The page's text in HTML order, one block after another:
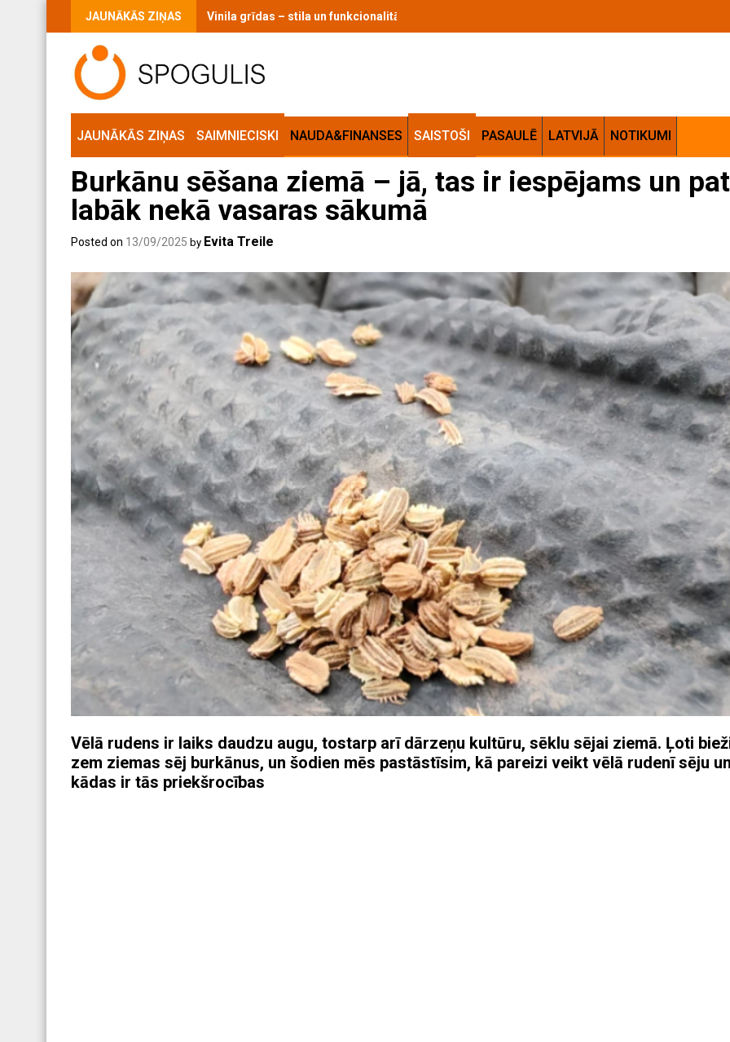
JAUNĀKĀS ZIŅAS Vaigu sārtums ikdienas grimā: izvēles kritēriji un lietošanas ieteikumi
JAUNĀKĀS ZIŅAS SAIMNIECISKI NAUDA&FINANSES SAISTOŠI PASAULĒ LATVIJĀ NOTIKUMI
Burkānu sēšana ziemā – jā, tas ir iespējams un pat
labāk nekā vasaras sākumā
Posted on 13/09/2025 by Evita Treile
Vēlā rudens ir laiks daudzu augu, tostarp arī dārzeņu kultūru, sēklu sējai ziemā. Ļoti
zem ziemas sēj burkānus, un šodien mēs pastāstīsim, kā pareizi veikt vēlā rudenī sēju
kādas ir tās priekšrocības